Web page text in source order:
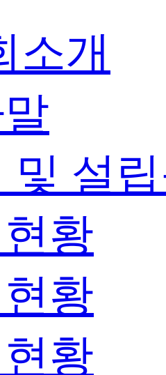
소개
및 설
황
황
황